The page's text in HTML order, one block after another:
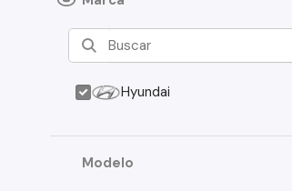
Hyundai
Modelo